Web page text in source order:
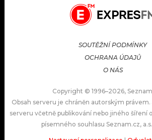
SOUTĚŽNÍ PODMÍNKY
OCHRANA ÚDAJŮ
O NÁS
Copyright © 1996–2026,
Obsah serveru je chráněn autorským
serveru včetně publikování nebo jiného šíření
písemného souhlasu Seznam.cz,